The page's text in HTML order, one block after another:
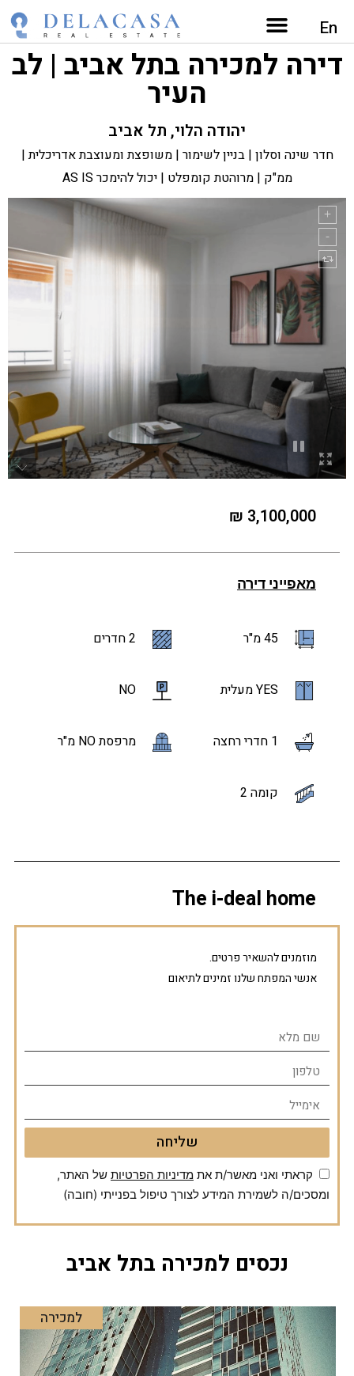
En
3,100,000 ₪
מאפייני דירה
45 מ"ר 2 חדרים
YES מעלית NO
1 חדרי רחצה מרפסת NO מ"ר
קומה 2
The i-deal home
מוזמנים להשאיר פרטים.
אנשי המפתח שלנו זמינים לתיאום
שליחה
קראתי ואני מאשר/ת את מדיניות הפרטיות של האתר,
ומסכים/ה לשמירת המידע לצורך טיפול בפנייתי (חובה)
דירה למכירה בתל אביב | לב
העיר
יהודה הלוי, תל אביב
חדר שינה וסלון | בניין לשימור | משופצת ומעוצבת אדריכלית |
ממ"ק | מרוהטת קומפלט | יכול להימכר AS IS
נכסים למכירה בתל אביב
למכירה